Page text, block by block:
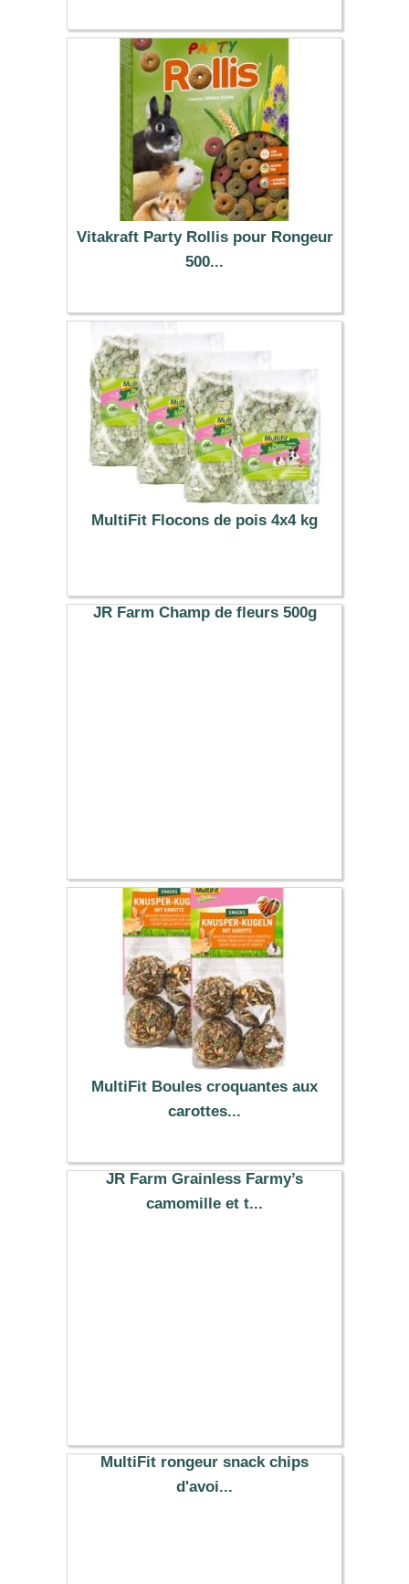
Vitakraft Party Rollis pour Rongeur
500...
6.69 €
MultiFit Flocons de pois 4x4 kg
17.97 €
JR Farm Champ de fleurs 500g
MultiFit Boules croquantes aux
carottes...
5.69 €
JR Farm Grainless Farmy’s
camomille et t...
MultiFit rongeur snack chips
d'avoi...